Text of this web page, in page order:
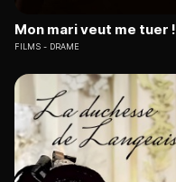
Mon mari veut me tuer !
FILMS DRAME